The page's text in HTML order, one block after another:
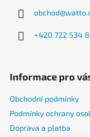
obchod@
+420 722 534
Informace pro
Obchodní podmínky
Podmínky ochrany
Doprava a platba